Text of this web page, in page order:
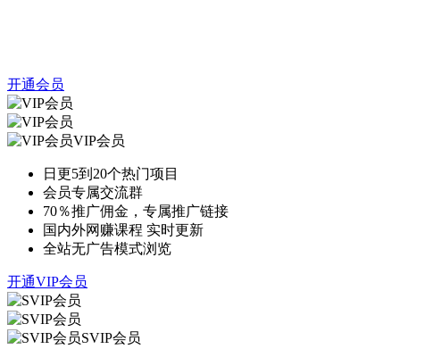
开通会员
VIP会员
日更5到20个热门项目
会员专属交流群
70％推广佣金，专属推广链接
国内外网赚课程 实时更新
全站无广告模式浏览
开通VIP会员
SVIP会员